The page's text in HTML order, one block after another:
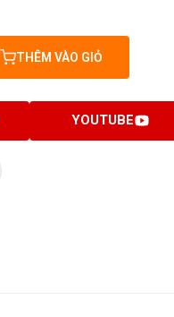
THÊM VÀO GIỎ
YOUTUBE